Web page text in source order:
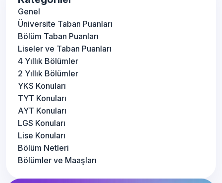
Genel
Üniversite Taban Puanları
Bölüm Taban Puanları
Liseler ve Taban Puanları
4 Yıllık Bölümler
2 Yıllık Bölümler
YKS Konuları
TYT Konuları
AYT Konuları
LGS Konuları
Lise Konuları
Bölüm Netleri
Bölümler ve Maaşları